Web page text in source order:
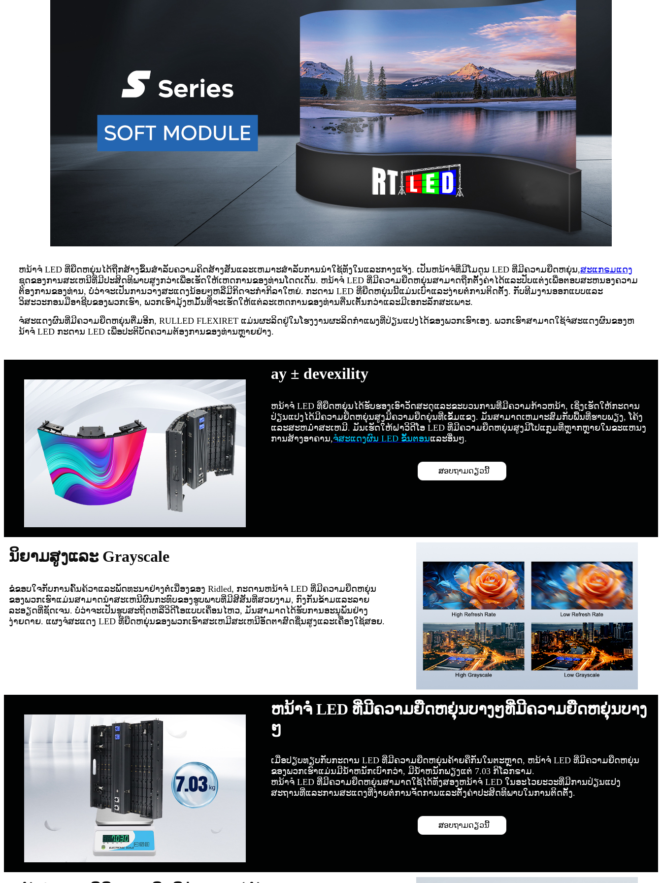
ຫນ້າຈໍ LED ທີ່ຍືດຫຍຸ່ນໄດ້ຖືກສ້າງຂຶ້ນສໍາລັບຄວາມຄິດສ້າງສັນແລະເຫມາະສໍາລັບການນໍາໃຊ້ທັງໃນແລະກາງແຈ້ງ. ເປັນຫນ້າຈໍທີ່ມີໂມດູນ LED ທີ່ມີຄວາມຍືດຫຍຸ່ນ,ສະແກຣມແດງ
ຊຸດຂອງການສະເຫນີທີ່ມີປະສິດທິພາບສູງກວ່າເພື່ອເຮັດໃຫ້ເຫດການຂອງທ່ານໂດດເດັ່ນ. ຫນ້າຈໍ LED ທີ່ມີຄວາມຍືດຫຍຸ່ນສາມາດຖືກຕັ້ງຄ່າໄດ້ແລະປັບແຕ່ງເພື່ອຕອບສະຫນອງຄວາມ
ຕ້ອງການຂອງທ່ານ, ບໍ່ວ່າຈະເປັນການວາງສະແດງນ້ອຍໆຫລືມີກິດຈະກໍາກິລາໃຫຍ່. ກະດານ LED ທີ່ຍືດຫຍຸ່ນນີ້ແມ່ນເບົາແລະງ່າຍຕໍ່ການຕິດຕັ້ງ. ກັບທີມງານອອກແບບແລະ
ວິສະວະກອນມືອາຊີບຂອງພວກເຮົາ, ພວກເຮົາມຸ້ງຫມັ້ນທີ່ຈະເຮັດໃຫ້ແຕ່ລະເຫດການຂອງທ່ານຕື່ນເຕັ້ນກວ່າແລະມີເອກະລັກສະເພາະ.
ຈໍສະແດງຜົນທີ່ມີຄວາມຍືດຫຍຸ່ນຕື່ມອີກ, RULLED FLEXIRET ແມ່ນຜະລິດຢູ່ໃນໂຮງງານຜະລິດກໍາແພງທີ່ປ່ຽນແປງໄດ້ຂອງພວກເຮົາເອງ. ພວກເຮົາສາມາດໃຊ້ຈໍສະແດງຜົນຂອງຫ
ນ້າຈໍ LED ກະດານ LED ເພື່ອປະຕິບັດຄວາມຕ້ອງການຂອງທ່ານຫຼາຍຢ່າງ.
ay ± devexility
ຫນ້າຈໍ LED ທີ່ຍືດຫຍຸ່ນໄດ້ຮັບຮອງເອົາວັດສະດຸແລະຂະບວນການທີ່ມີຄວາມກ້າວຫນ້າ, ເຊິ່ງເຮັດໃຫ້ກະດານ
ປ່ຽນແປງໄດ້ມີຄວາມຍືດຫຍຸ່ນສູງມີຄວາມຍືດຍຸ່ນທີ່ເຂັ້ມແຂງ. ມັນສາມາດເຫມາະສົມກັບພື້ນທີ່ຮາບພຽງ, ໂຄ້ງ
ແລະສະຫມໍ່າສະເຫມີ. ມັນເຮັດໃຫ້ຝາວິດີໂອ LED ທີ່ມີຄວາມຍືດຫຍຸ່ນສູງມີໂປແກຼມທີ່ຫຼາກຫຼາຍໃນຂະແຫນງ
ການສ້າງອາຄານ,ຈໍສະແດງຜົນ LED ຂັ້ນຕອນແລະອື່ນໆ.
ສອບຖາມດຽວນີ້
ນິຍາມສູງແລະ Grayscale
ຂໍຂອບໃຈກັບການຄົ້ນຄ້ວາແລະພັດທະນາຢ່າງຕໍ່ເນື່ອງຂອງ Ridled, ກະດານຫນ້າຈໍ LED ທີ່ມີຄວາມຍືດຫຍຸ່ນ
ຂອງພວກເຮົາແມ່ນສາມາດນໍາສະເຫນີຜົນກະທົບຂອງຮູບພາບທີ່ມີສີສັນທີ່ສວຍງາມ, ກົງກັນຂ້າມແລະລາຍ
ລະອຽດທີ່ຊັດເຈນ. ບໍ່ວ່າຈະເປັນຮູບສະຖິດຫລືວິດີໂອແບບເຄື່ອນໄຫວ, ມັນສາມາດໄດ້ຮັບການອະນຸພັນຢ່າງ
ງ່າຍດາຍ. ແຜງຈໍສະແດງ LED ທີ່ຍືດຫຍຸ່ນຂອງພວກເຮົາສະເຫມີສະເຫນີອັດຕາສົດຊື່ນສູງແລະເຄື່ອງໃຊ້ສອຍ.
ຫນ້າຈໍ LED ທີ່ມີຄວາມຍືດຫຍຸ່ນບາງໆທີ່ມີຄວາມຍືດຫຍຸ່ນບາງ
ໆ
ເມື່ອປຽບທຽບກັບກະດານ LED ທີ່ມີຄວາມຍືດຫຍຸ່ນຄ້າຍຄືກັນໃນຕະຫຼາດ, ຫນ້າຈໍ LED ທີ່ມີຄວາມຍືດຫຍຸ່ນ
ຂອງພວກເຮົາແມ່ນມີນ້ໍາຫນັກເບົາກວ່າ, ມີນໍ້າຫນັກພຽງແຕ່ 7.03 ກິໂລກຣາມ.
ຫນ້າຈໍ LED ທີ່ມີຄວາມຍືດຫຍຸ່ນສາມາດໃຊ້ໄດ້ທັງສອງຫນ້າຈໍ LED ໃນອະໄວຍະວະທີ່ມີການປ່ຽນແປງ
ສະຖານທີ່ແລະການສະແດງທີ່ງ່າຍຕໍ່ການຈັດການແລະຕັ້ງຄ່າປະສິດທິພາບໃນການຕິດຕັ້ງ.
ສອບຖາມດຽວນີ້